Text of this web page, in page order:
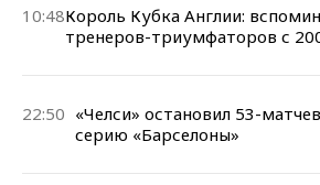
10:48Король Кубка Англии:
тренеров-триумфаторов с
22:50 «Челси» остановил 53-
серию «Барселоны»